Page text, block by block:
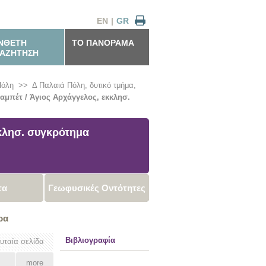
GR
|
EN
ΤΟ ΠΑΝΟΡΑΜΑ
>> Δ Παλαιά Πόλη, δυτικό τμήμα,
/ Άγιος Αρχάγγελος, εκκλησ.
συγκρότημα
Γεωφυσικές Οντότητες
σελίδα
more
Βιβλιογραφία